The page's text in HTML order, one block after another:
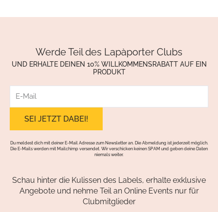
Werde Teil des Lapàporter Clubs
UND ERHALTE DEINEN 10% WILLKOMMENSRABATT AUF EIN
PRODUKT
Mail
Du meldest dich mit deiner E-Mail Adresse zum Newsletter an. Die Abmeldung ist jederzeit möglich.
Die E-Mails werden mit Mailchimp versendet. Wir verschicken keinen SPAM und geben deine Daten
niemals weiter.
Schau hinter die Kulissen des Labels, erhalte exklusive
Angebote und nehme Teil an Online Events nur für
Clubmitglieder